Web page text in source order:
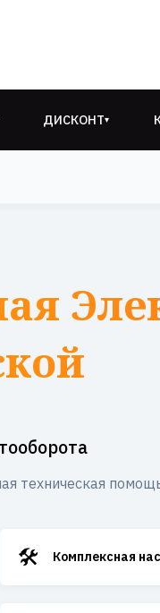
ДИСКОНТ▾
техническая
🛠️ Комплексная